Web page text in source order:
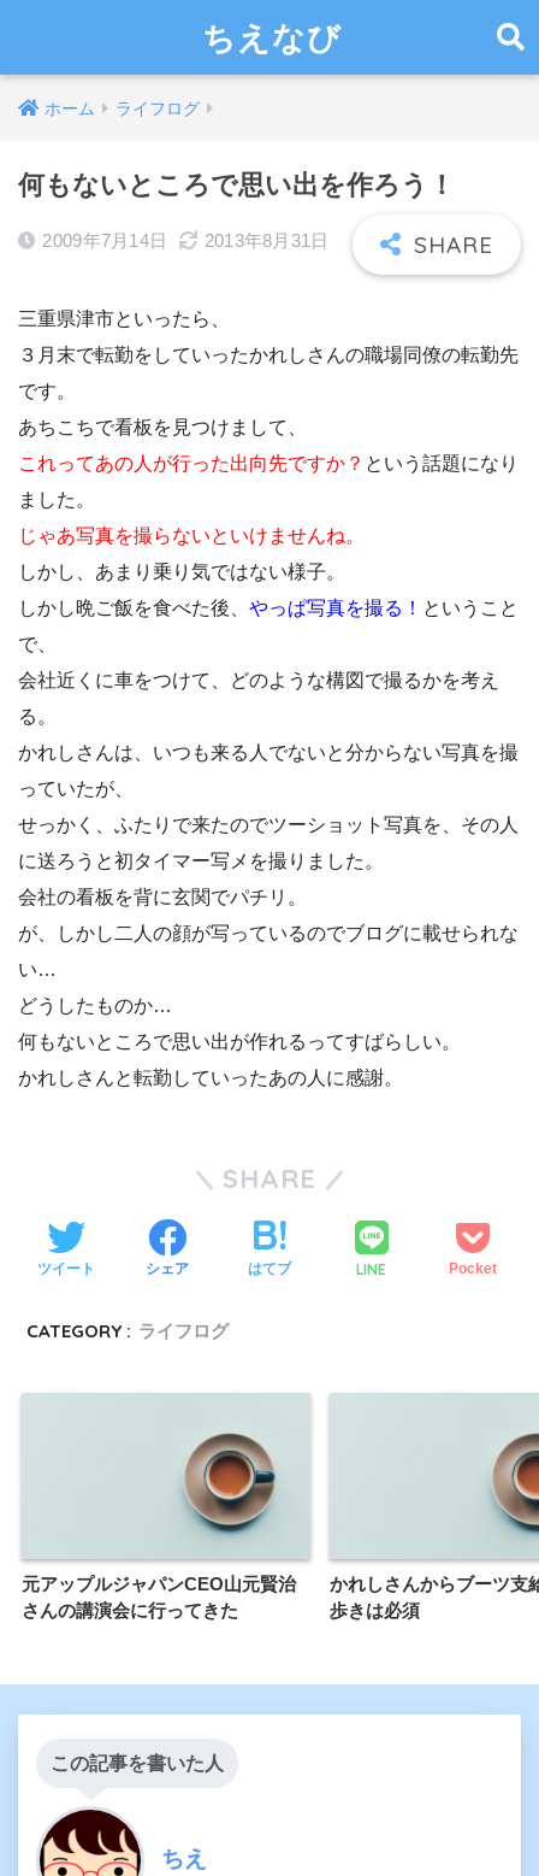
ちえなび
ホーム ライフログ
何もないところで思い出を作ろう！
2009年7月14日 2013年8月31日
三重県津市といったら、
３月末で転勤をしていったかれしさんの職場同僚の転勤先
です。
あちこちで看板を見つけまして、
これってあの人が行った出向先ですか？ という話題になり
ました。
じゃあ写真を撮らないといけませんね。
しかし、あまり乗り気ではない様子。
しかし晩ご飯を食べた後、 やっぱ写真を撮る！ ということ
で、
会社近くに車をつけて、どのような構図で撮るかを考え
る。
かれしさんは、いつも来る人でないと分からない写真を撮
っていたが、
せっかく、ふたりで来たのでツーショット写真を、その人
に送ろうと初タイマー写メを撮りました。
会社の看板を背に玄関でパチリ。
が、しかし二人の顔が写っているのでブログに載せられな
い…
どうしたものか…
何もないところで思い出が作れるってすばらしい。
かれしさんと転勤していったあの人に感謝。
SHARE
ツイート シェア はてブ LINE Pocket
CATEGORY : ライフログ
元アップルジャパンCEO山元賢治
さんの講演会に行ってきた
かれしさんからブーツ支
歩きは必須
この記事を書いた人
ちえ